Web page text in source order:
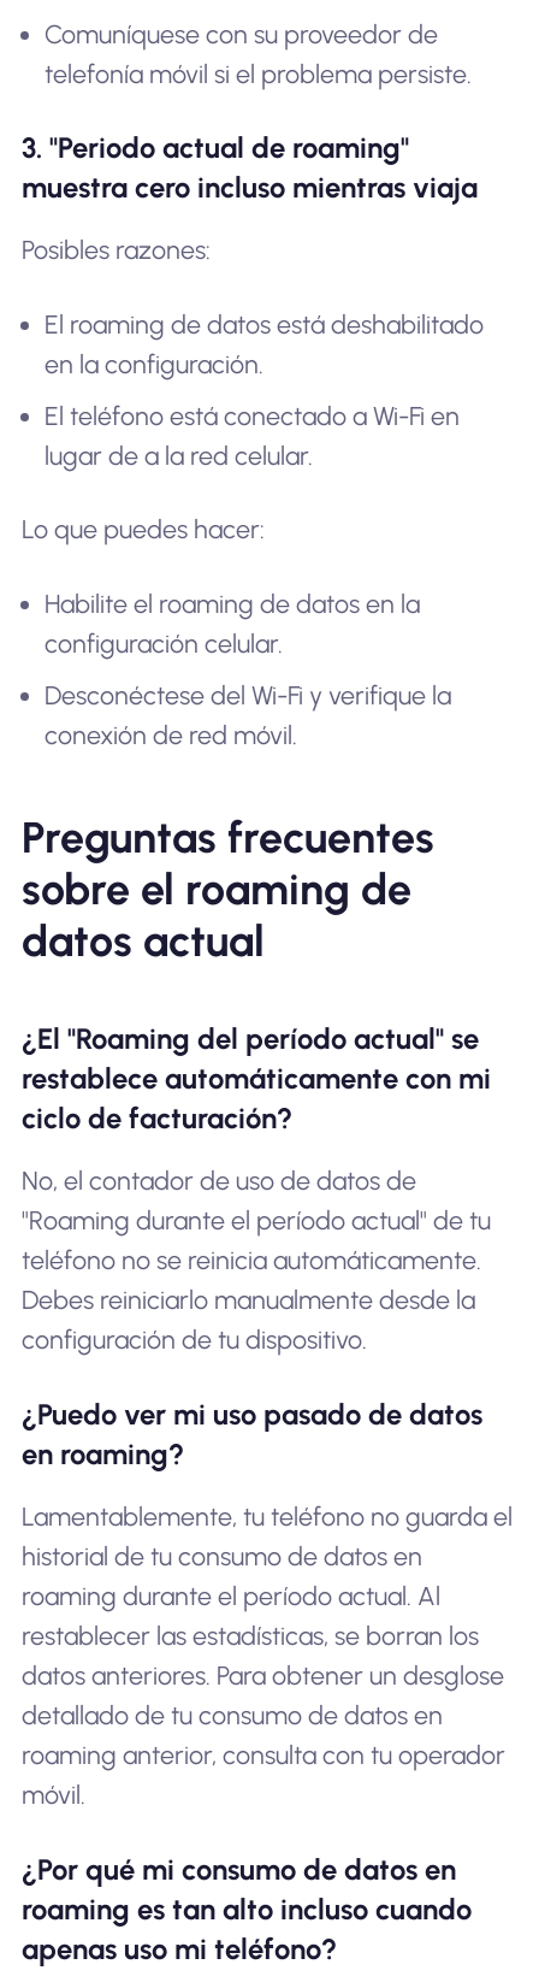
Comuníquese con su proveedor de
telefonía móvil si el problema persiste.
3. "Periodo actual de roaming"
muestra cero incluso mientras viaja
Posibles razones:
El roaming de datos está deshabilitado
en la configuración.
El teléfono está conectado a Wi-Fi en
lugar de a la red celular.
Lo que puedes hacer:
Habilite el roaming de datos en la
configuración celular.
Desconéctese del Wi-Fi y verifique la
conexión de red móvil.
Preguntas frecuentes
sobre el roaming de
datos actual
¿El "Roaming del período actual" se
restablece automáticamente con mi
ciclo de facturación?
No, el contador de uso de datos de
"Roaming durante el período actual" de tu
teléfono no se reinicia automáticamente.
Debes reiniciarlo manualmente desde la
configuración de tu dispositivo.
¿Puedo ver mi uso pasado de datos
en roaming?
Lamentablemente, tu teléfono no guarda el
historial de tu consumo de datos en
roaming durante el período actual. Al
restablecer las estadísticas, se borran los
datos anteriores. Para obtener un desglose
detallado de tu consumo de datos en
roaming anterior, consulta con tu operador
móvil.
¿Por qué mi consumo de datos en
roaming es tan alto incluso cuando
apenas uso mi teléfono?